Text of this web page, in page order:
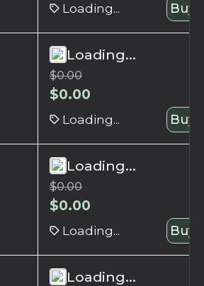
Loading... Buy
Loading...
$0.00
$0.00
Loading... Buy
Loading...
$0.00
$0.00
Loading... Buy
Loading...